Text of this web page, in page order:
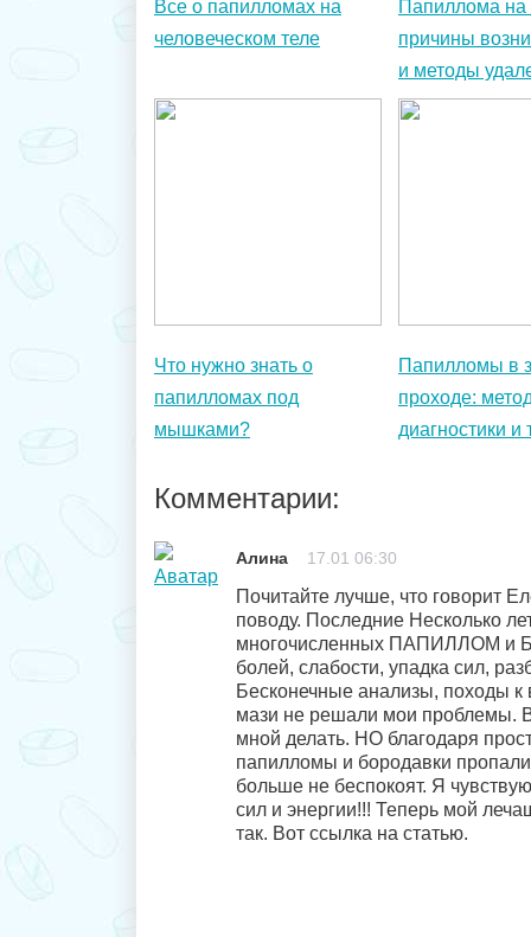
Все о папилломах на
человеческом теле
Папиллома на
причины
и методы
Что нужно знать о
папилломах под
мышками?
Папилломы в
проходе:
диагностики и
Комментарии:
Алина 17.01 06:30
Почитайте лучше, что говорит
поводу. Последние Несколько
многочисленных ПАПИЛЛОМ и
болей, слабости, упадка сил,
Бесконечные анализы, походы к
мази не решали мои проблемы.
мной делать. НО благодаря
папилломы и бородавки
больше не беспокоят. Я
сил и энергии!!! Теперь мой
так. Вот ссылка на статью.